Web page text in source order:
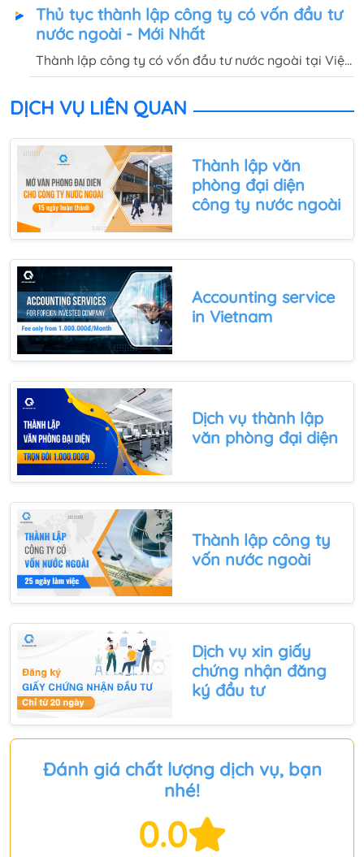
Điều kiện để được cấp giấy chứng nhận đầu tư là gì?
Thủ tục thành lập công ty có vốn đầu tư
nước ngoài - Mới Nhất
Thành lập công ty có vốn đầu tư nước ngoài tại Việt
Nam có cần xin giấy chứng nhận đầu tư? Chi tiết hồ
sơ, thủ tục sẽ được Quốc Việt giải đáp trong bài viết
này
DỊCH VỤ LIÊN QUAN
Thành lập văn
phòng đại diện
công ty nước ngoài
Accounting service
in Vietnam
Dịch vụ thành lập
văn phòng đại diện
Thành lập công ty
vốn nước ngoài
Dịch vụ xin giấy
chứng nhận đăng
ký đầu tư
Đánh giá chất lượng dịch vụ, bạn
nhé!
0.0